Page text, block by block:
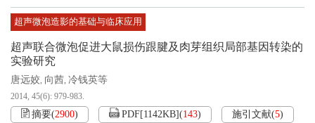
超声微泡造影的基础与临床应用
超声联合微泡促进大鼠损伤跟腱及肉芽组织局部基因转染的
实验研究
唐远姣, 向茜, 冷钱英等
2014, 45(6): 979-983.
摘要(2900) PDF[1142KB](143) 施引文献(5)